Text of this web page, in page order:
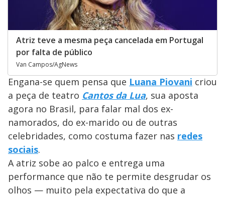
Atriz teve a mesma peça cancelada em Portugal
por falta de público
Van Campos/AgNews
Engana-se quem pensa que Luana Piovani criou
a peça de teatro Cantos da Lua, sua aposta
agora no Brasil, para falar mal dos ex-
namorados, do ex-marido ou de outras
celebridades, como costuma fazer nas redes
sociais.
A atriz sobe ao palco e entrega uma
performance que não te permite desgrudar os
olhos — muito pela expectativa do que a